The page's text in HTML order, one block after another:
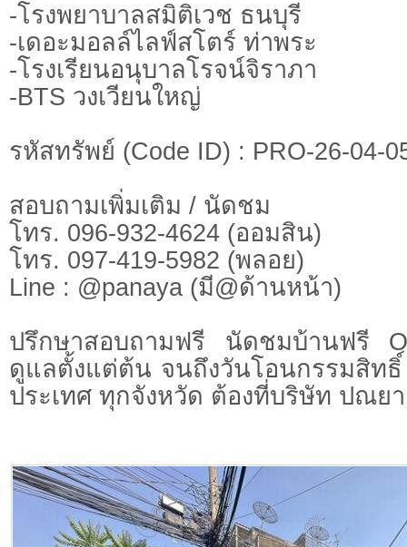
-โรงพยาบาลสมิติเวช ธนบุรี
-เดอะมอลล์ไลฟ์สโตร์ ท่าพระ
-โรงเรียนอนุบาลโรจน์จิราภา
-BTS วงเวียนใหญ่
รหัสทรัพย์ (Code ID) : PRO-26-04-
สอบถามเพิ่มเติม / นัดชม
โทร. 096-932-4624 (ออมสิน)
โทร. 097-419-5982 (พลอย)
Line : @panaya (มี@ด้านหน้า)
ปรึกษาสอบถามฟรี นัดชมบ้านฟรี
ดูแลตั้งแต่ต้น จนถึงวันโอนกรรมสิท
ประเทศ ทุกจังหวัด ต้องที่บริษัท ปณย